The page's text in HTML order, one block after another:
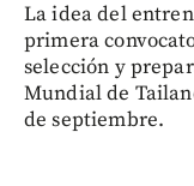
La idea del
primera
selección y
Mundial de
de septiembre.